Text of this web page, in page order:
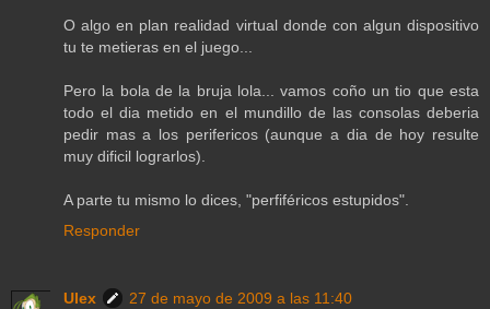
O algo en plan realidad virtual donde con algun dispositivo
tu te metieras en el juego...
Pero la bola de la bruja lola... vamos coño un tio que esta
todo el dia metido en el mundillo de las consolas deberia
pedir mas a los perifericos (aunque a dia de hoy resulte
muy dificil lograrlos).
A parte tu mismo lo dices, "perfiféricos estupidos".
Responder
Ulex
27 de mayo de 2009 a las 11:40